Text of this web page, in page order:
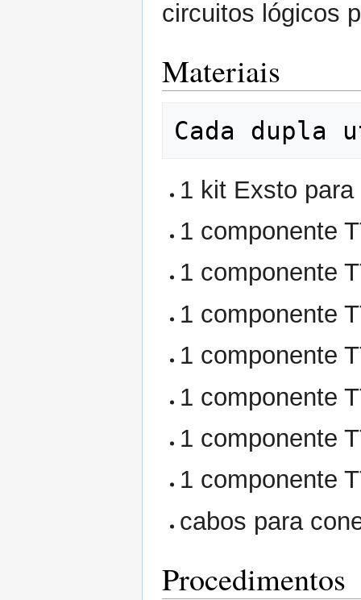
circuitos lógicos
Materiais
1 kit Exsto
1 componente
1 componente
1 componente
1 componente
1 componente
1 componente
1 componente
cabos para
Procedimentos